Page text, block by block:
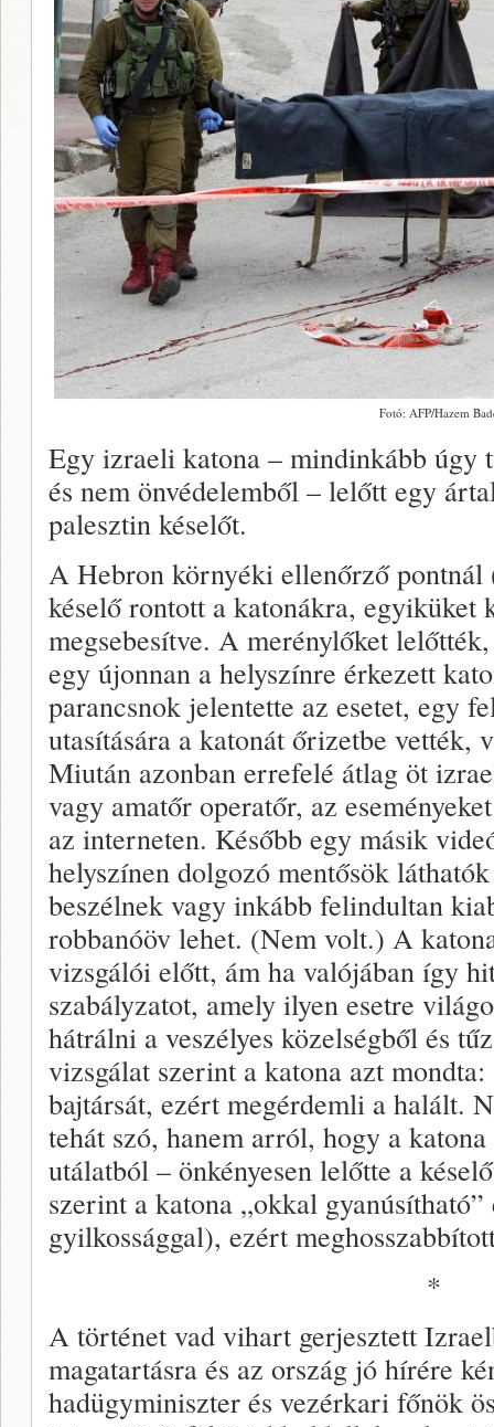
Fotó: AFP/Hazem
Egy izraeli katona – mindinkább úgy
és nem önvédelemből – lelőtt egy
palesztin késelőt.
A Hebron környéki ellenőrző pontnál
késelő rontott a katonákra, egyiküket
megsebesítve. A merénylőket
egy újonnan a helyszínre érkezett
parancsnok jelentette az esetet, egy
utasítására a katonát őrizetbe vették,
Miután azonban errefelé átlag öt
vagy amatőr operatőr, az
az interneten. Később egy másik
helyszínen dolgozó mentősök
beszélnek vagy inkább felindultan
robbanóöv lehet. (Nem volt.) A
vizsgálói előtt, ám ha valójában így
szabályzatot, amely ilyen esetre
hátrálni a veszélyes közelségből és
vizsgálat szerint a katona azt
bajtársát, ezért megérdemli a halált.
tehát szó, hanem arról, hogy a
utálatból – önkényesen lelőtte a
szerint a katona „okkal
gyilkossággal), ezért
*
A történet vad vihart gerjesztett
magatartásra és az ország jó hírére
hadügyminiszter és vezérkari főnök